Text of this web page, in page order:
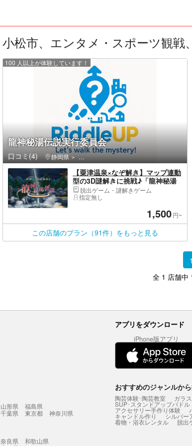
小松市、エンタメ・スポーツ観戦
龍神秘湯伝説実行委員会
口コミ(4) 静岡県 伊豆の国市・伊豆長岡・大仁・韮山
100 人以上が体験しています！
【粟津温泉×なぞ解き】マップ連動
型の3D謎解きに挑戦♪「龍神秘湯
伝説」
脱出ゲーム・謎解きゲーム
指定無し
1,500円~
この店舗のプラン（91件）をもっと見る
1
全 1 店舗中
アプリをダウンロード
iPhone版アプリ
山形県
福島県
千葉県 東京都
神奈川県
奈良県
和歌山県
おすすめのジャンルか
陶芸体験･陶芸教室 ガラ
SUP･スタンドアップパドル
アクセサリー手作り体験
キャンドル作り シルバー
着物・浴衣レンタル 脱出